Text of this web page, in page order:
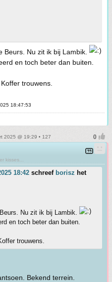
Beurs. Nu zit ik bij Lambik.
en toch beter dan buiten.
trouwens.
18:47:53
2025 @ 19:29 • 127
kisses...
18:42 schreef borisz het
Nu zit ik bij Lambik.
en toch beter dan buiten.
trouwens.
Bekend terrein.